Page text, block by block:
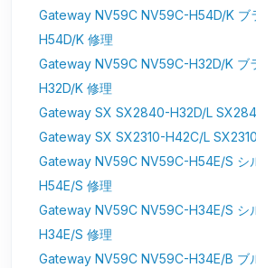
Gateway NV59C NV59C-H54D/K ブ
H54D/K 修理
Gateway NV59C NV59C-H32D/K ブ
H32D/K 修理
Gateway SX SX2840-H32D/L
Gateway SX SX2310-H42C/L
Gateway NV59C NV59C-H54E/S シ
H54E/S 修理
Gateway NV59C NV59C-H34E/S シ
H34E/S 修理
Gateway NV59C NV59C-H34E/B ブ